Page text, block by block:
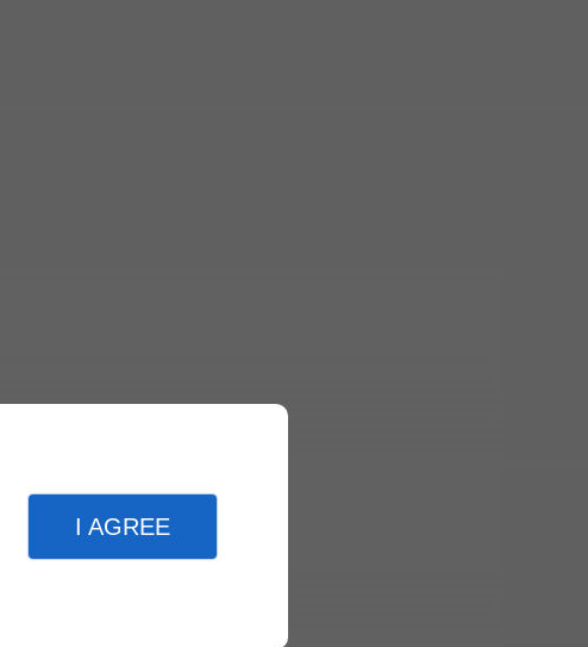
I AGREE